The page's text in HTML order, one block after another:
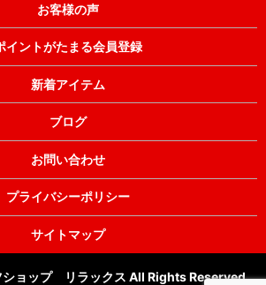
お客様の声
イントがたまる会員登録
新着アイテム
ブログ
お問い合わせ
プライバシーポリシー
サイトマップ
ョップ リラックス All Rights Reserved.